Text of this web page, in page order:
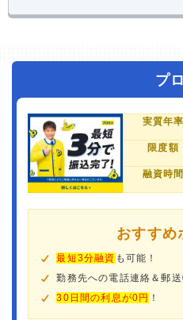
プ
実質年率
限度額
融資時間
おすすめ
最短3分融資 も可能！
勤務先への電話連絡＆郵送
30日間の利息が0円 ！